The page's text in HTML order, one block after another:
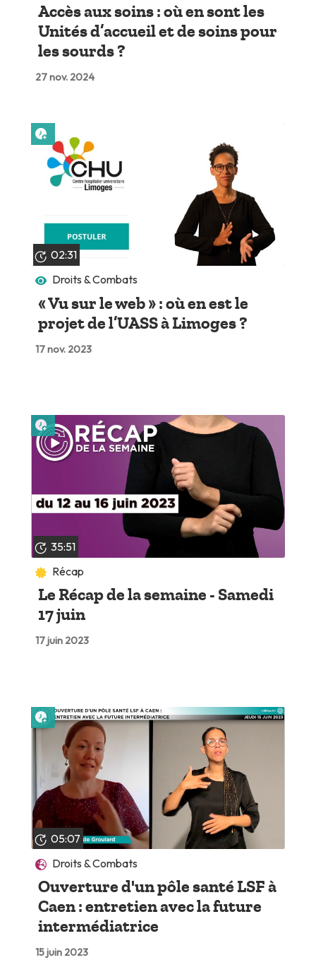
Accès aux soins : où en sont les
Unités d’accueil et de soins pour
les sourds ?
27 nov. 2024
02:31
Droits & Combats
« Vu sur le web » : où en est le
projet de l’UASS à Limoges ?
17 nov. 2023
35:51
Récap
Le Récap de la semaine - Samedi
17 juin
17 juin 2023
Lire plus tard
05:07
Droits & Combats
Ouverture d'un pôle santé LSF à
Caen : entretien avec la future
intermédiatrice
15 juin 2023
Lire plus tard